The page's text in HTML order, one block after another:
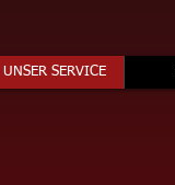
UNSER SERVICE